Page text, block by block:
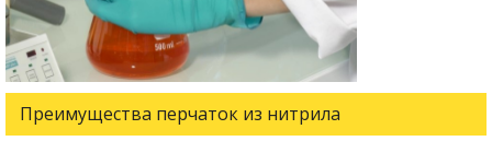
Преимущества перчаток из нитрила